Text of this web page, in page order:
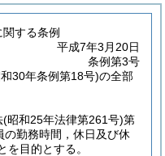
する条例
平成7年3月20日
条例第3号
30年条例第18号)の全部
(昭和25年法律第261号)第
の勤務時間，休日及び休
目的とする。